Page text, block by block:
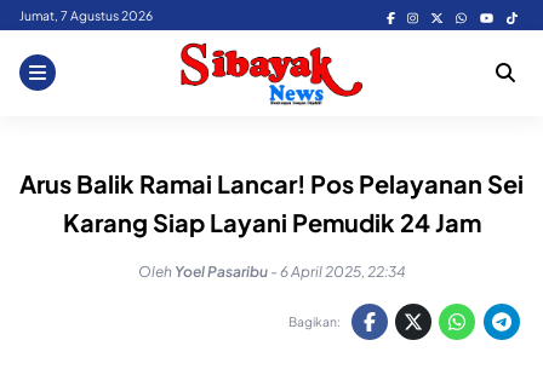
Skip
content
Jumat, 7 Agustus 2026
Arus Balik Ramai Lancar! Pos Pelayanan Sei
Karang Siap Layani Pemudik 24 Jam
Oleh Yoel Pasaribu - 6 April 2025, 22:34
Bagikan: